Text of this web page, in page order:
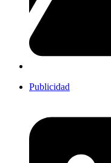
Publicidad